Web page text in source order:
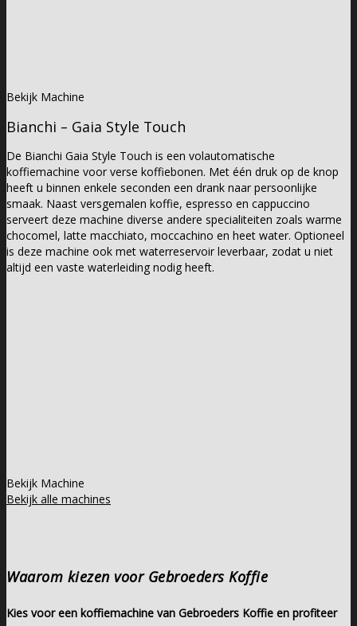
Bekijk Machine
Bianchi – Gaia Style Touch
De Bianchi Gaia Style Touch is een volautomatische
koffiemachine voor verse koffiebonen. Met één druk op de knop
heeft u binnen enkele seconden een drank naar persoonlijke
smaak. Naast versgemalen koffie, espresso en cappuccino
serveert deze machine diverse andere specialiteiten zoals warme
chocomel, latte macchiato, moccachino en heet water. Optioneel
is deze machine ook met waterreservoir leverbaar, zodat u niet
altijd een vaste waterleiding nodig heeft.
Bekijk Machine
Bekijk alle machines
Waarom kiezen voor Gebroeders Koffie
Kies voor een koffiemachine van Gebroeders Koffie en profiteer